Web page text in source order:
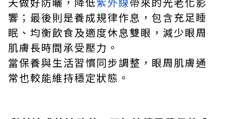
響；最後則是養成規律作息，包含充足睡
眠、均衡飲食及適度休息雙眼，減少眼周
肌膚長時間承受壓力。
當保養與生活習慣同步調整，眼周肌膚通
常也較能維持穩定狀態。